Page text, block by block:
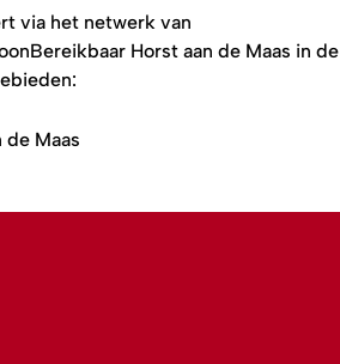
via het netwerk van
Horst aan de Maas in de
de Maas